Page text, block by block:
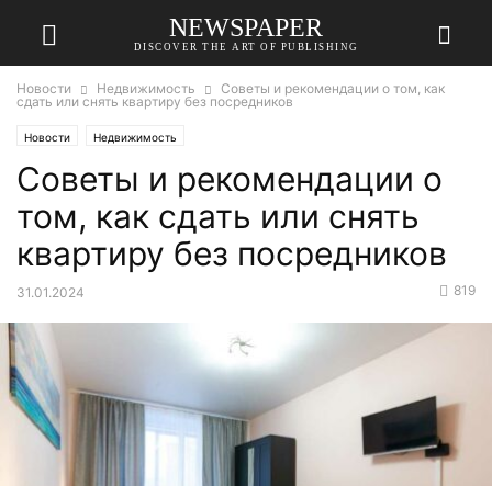
NEWSPAPER
DISCOVER THE ART OF PUBLISHING
Новости Недвижимость
Советы и рекомендации о том, как
сдать или снять квартиру без посредников
Новости Недвижимость
Советы и рекомендации о
том, как сдать или снять
квартиру без посредников
31.01.2024 819